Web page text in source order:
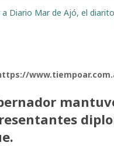
a Diario Mar de Ajó, el